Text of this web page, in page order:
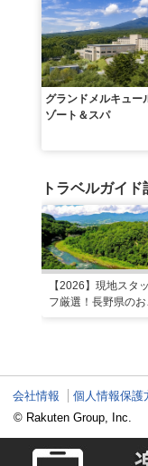
グランドメルキュー
ゾート＆スパ
トラベルガイド
【2026】現地スタッ
フ厳選！長野県のお
会社情報 個人情報保護
© Rakuten Group, Inc.